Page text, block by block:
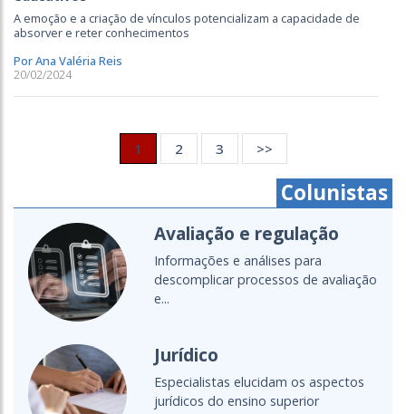
A emoção e a criação de vínculos potencializam a capacidade de
absorver e reter conhecimentos
Por Ana Valéria Reis
20/02/2024
1 2 3 >>
Colunistas
Avaliação e regulação
Informações e análises para
descomplicar processos de avaliação
e...
Jurídico
Especialistas elucidam os aspectos
jurídicos do ensino superior